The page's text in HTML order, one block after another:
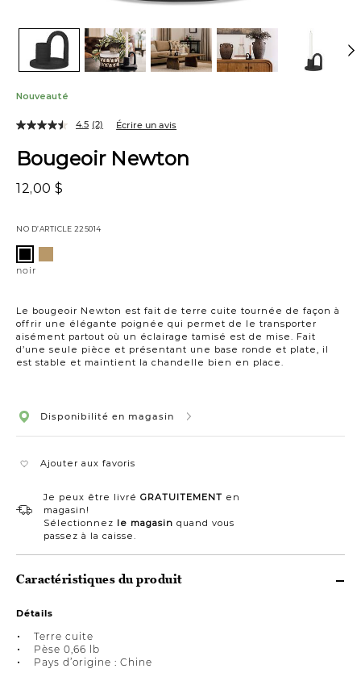
Nouveauté
Bougeoir Newton
12,00 $
NO D’ARTICLE 225014
Le bougeoir Newton est fait de terre cuite tournée de façon à
offrir une élégante poignée qui permet de le transporter
aisément partout où un éclairage tamisé est de mise. Fait
d’une seule pièce et présentant une base ronde et plate, il
est stable et maintient la chandelle bien en place.
4.5 (2) Écrire un avis
Variations
noir
Disponibilité en magasin
Ajouter aux favoris
Je peux être livré GRATUITEMENT en
magasin!
Sélectionnez le magasin quand vous
passez à la caisse.
Caractéristiques du produit
Détails
Terre cuite
Pèse 0,66 lb
Pays d’origine : Chine